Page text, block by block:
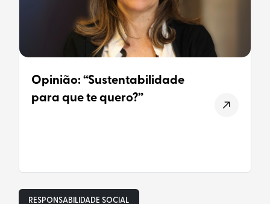
Opinião: “Sustentabilidade
para que te quero?”
RESPONSABILIDADE SOCIAL